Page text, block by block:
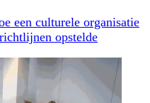
een culturele organisatie
opstelde